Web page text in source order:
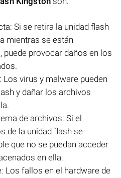
Si se retira la unidad flash
mientras se están
puede provocar daños en los
virus y malware pueden
y dañar los archivos
de archivos: Si el
de la unidad flash se
que no se puedan acceder
en ella.
Los fallos en el hardware de